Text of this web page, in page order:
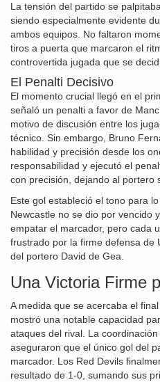
La tensión del partido se
siendo especialmente evidente
ambos equipos. No faltaron
tiros a puerta que marcaron el
controvertida jugada que se
El Penalti Decisivo
El momento crucial llegó en el
señaló un penalti a favor de
motivo de discusión entre los
técnico. Sin embargo, Bruno
habilidad y precisión desde los
responsabilidad y ejecutó el
con precisión, dejando al portero
Este gol estableció el tono para
Newcastle no se dio por vencido
empatar el marcador, pero cada
frustrado por la firme defensa de
del portero David de Gea.
Una Victoria Firme
A medida que se acercaba el
mostró una notable capacidad
ataques del rival. La
aseguraron que el único gol del
marcador. Los Red Devils
resultado de 1-0, sumando sus